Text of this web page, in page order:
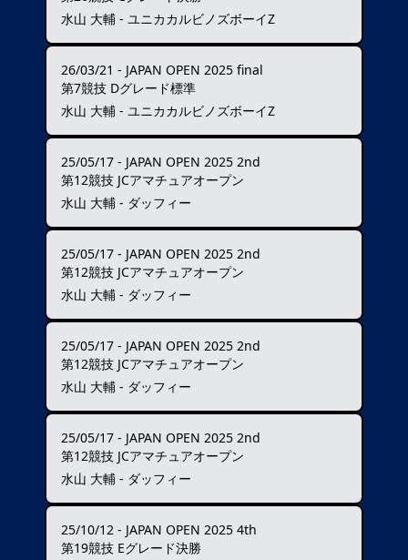
水山 大輔 - ユニカカルビノズボーイZ
26/03/21 - JAPAN OPEN 2025 final
第7競技 Dグレード標準
水山 大輔 - ユニカカルビノズボーイZ
25/05/17 - JAPAN OPEN 2025 2nd
第12競技 JCアマチュアオープン
水山 大輔 - ダッフィー
25/05/17 - JAPAN OPEN 2025 2nd
第12競技 JCアマチュアオープン
水山 大輔 - ダッフィー
25/05/17 - JAPAN OPEN 2025 2nd
第12競技 JCアマチュアオープン
水山 大輔 - ダッフィー
25/05/17 - JAPAN OPEN 2025 2nd
第12競技 JCアマチュアオープン
水山 大輔 - ダッフィー
25/10/12 - JAPAN OPEN 2025 4th
第19競技 Eグレード決勝